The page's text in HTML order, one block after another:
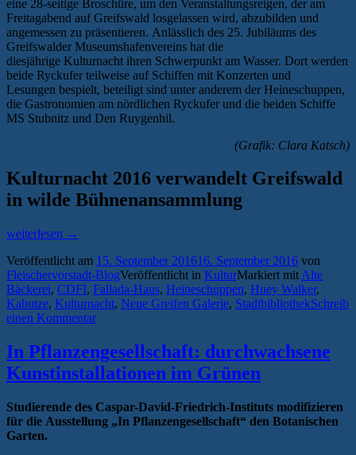
eine 28-seitige Broschüre, um den Veranstaltungsreigen, der am
Freitagabend auf Greifswald losgelassen wird, abzubilden und
angemessen zu präsentieren. Anlässlich des 25. Jubiläums des
Greifswalder Museumshafenvereins hat die
diesjährige Kulturnacht ihren Schwerpunkt am Wasser. Dort werden
beide Ryckufer teilweise auf Schiffen mit Konzerten und
Lesungen bespielt, beteiligt sind unter anderem der Heineschuppen,
die Gastronomien am nördlichen Ryckufer und die beiden Schiffe
MS Stubnitz und Den Ruygenhil.
(Grafik: Clara Katsch)
Kulturnacht 2016 verwandelt Greifswald
in wilde Bühnenansammlung
„Das
der
14.
Greifswalder
Kulturnacht“
weiterlesen →
Veröffentlicht am 15. September 201616. September 2016 von
Fleischervorstadt-BlogVeröffentlicht in KulturMarkiert mit Alte
Bäckerei, CDFI, Fallada-Haus, Heineschuppen, Huey Walker,
Kabutze, Kulturnacht, Neue Greifen Galerie, StadtbibliothekSchreib
einen Kommentar
In Pflanzengesellschaft: durchwachsene
Kunstinstallationen im Grünen
Studierende des Caspar-David-Friedrich-Instituts modifizieren
für die Ausstellung „In Pflanzengesellschaft“ den Botanischen
Garten.